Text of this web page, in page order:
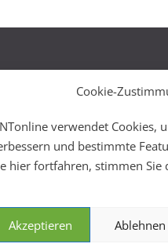
Cookie-
verwendet Cookies,
und bestimmte
hier fortfahren, stimmen Sie
Akzeptieren Ablehnen